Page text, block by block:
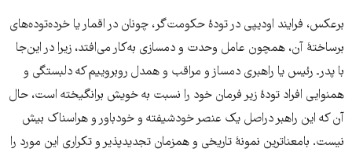
برعکس، فرایند اودیپی در تودۀ حکومت‌گر، چونان در اقمار یا خرده‌توده‌های
برساختۀ آن، همچون عامل وحدت و دمسازی به‌کار می‌افتد، زیرا در این‌جا
با پدرـ رئیس یا راهبری دمساز و مراقب و همدل روبروییم که دلبستگی و
همنوایی افراد تودۀ زیر فرمان خود را نسبت به خویش برانگیخته است، حال
آن که این راهبر دراصل یک عنصر خودشیفته و خودباور و هراسناک بیش
نیست. بامعناترین نمونۀ تاریخی و همزمان تجدیدپذیر و تکراری این مورد را